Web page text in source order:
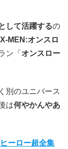
して活躍するの
X-MEN:オンスロ
ン「 オンスロー
別のユニバース
は何やかんやあ
ーロー超全集